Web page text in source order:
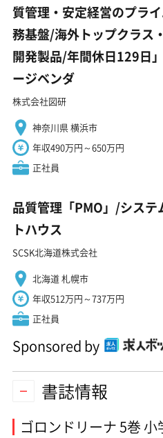
質管理・安定経営のプラ
務基盤/海外トップクラス
開発製品/年間休日129日
ージベンダ
株式会社図研
神奈川県 横浜市
年収490万円～650万円
正社員
品質管理「PMO」/システ
トハウス
SCSK北海道株式会社
北海道 札幌市
年収512万円～737万円
正社員
Sponsored by
書誌情報
ゴロンドリーナ 5巻 小